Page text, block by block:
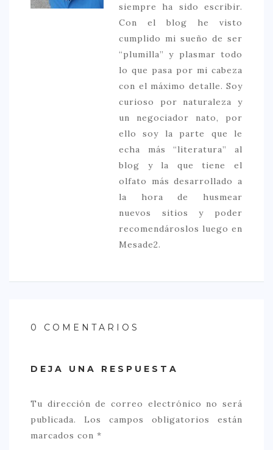
siempre ha sido escribir.
Con el blog he visto
cumplido mi sueño de ser
“plumilla” y plasmar todo
lo que pasa por mi cabeza
con el máximo detalle. Soy
curioso por naturaleza y
un negociador nato, por
ello soy la parte que le
echa más “literatura” al
blog y la que tiene el
olfato más desarrollado a
la hora de husmear
nuevos sitios y poder
recomendároslos luego en
Mesade2.
0 COMENTARIOS
DEJA UNA RESPUESTA
Tu dirección de correo electrónico no será
publicada.
Los campos obligatorios están
marcados con *